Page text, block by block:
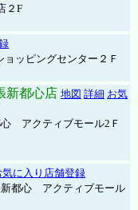
２F
ッピングセンター２Ｆ
新都心店 地図 詳細 お気
アクティブモール2Ｆ
気に入り店舗登録
新都心 アクティブモール